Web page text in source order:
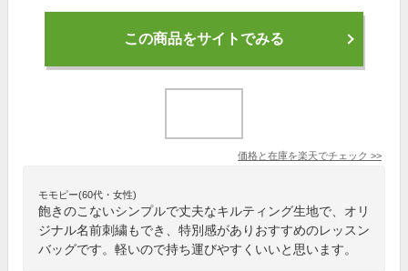
この商品をサイトでみる
価格と在庫を楽天でチェック >>
モモピー(60代・女性)
飽きのこないシンプルで丈夫なキルティング生地で、オリ
ジナル名前刺繍もでき、特別感がありおすすめのレッスン
バッグです。軽いので持ち運びやすくいいと思います。